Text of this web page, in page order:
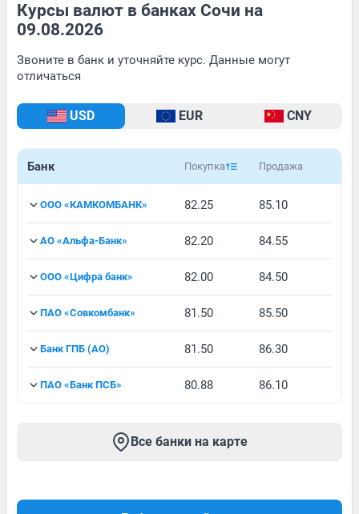
Курсы валют в банках Сочи на
09.08.2026
Звоните в банк и уточняйте курс. Данные могут
отличаться
USD EUR CNY
Банк Покупка Продажа
ООО «КАМКОМБАНК» 82.25 85.10
АО «Альфа-Банк» 82.20 84.55
ООО «Цифра банк» 82.00 84.50
ПАО «Совкомбанк» 81.50 85.50
Банк ГПБ (АО) 81.50 86.30
ПАО «Банк ПСБ» 80.88 86.10
Все банки на карте